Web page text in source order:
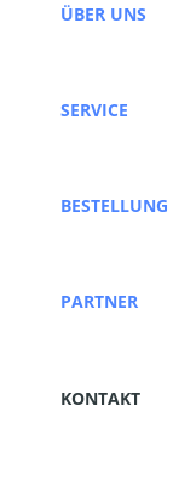
ÜBER UNS
SERVICE
PARTNER
KONTAKT